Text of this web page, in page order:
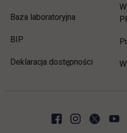
Baza laboratoryjna
BIP link otwiera się w nowej
Deklaracja dostępności